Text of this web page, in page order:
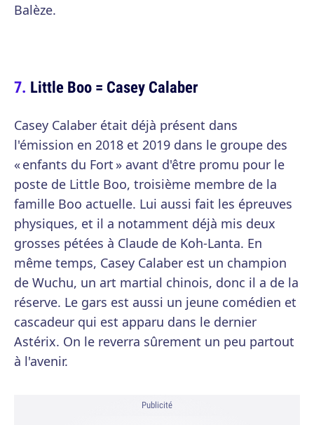
Balèze.
Little Boo = Casey Calaber
Casey Calaber était déjà présent dans
l'émission en 2018 et 2019 dans le groupe des
« enfants du Fort » avant d'être promu pour le
poste de Little Boo, troisième membre de la
famille Boo actuelle. Lui aussi fait les épreuves
physiques, et il a notamment déjà mis deux
grosses pétées à Claude de Koh-Lanta. En
même temps, Casey Calaber est un champion
de Wuchu, un art martial chinois, donc il a de la
réserve. Le gars est aussi un jeune comédien et
cascadeur qui est apparu dans le dernier
Astérix. On le reverra sûrement un peu partout
à l'avenir.
Publicité